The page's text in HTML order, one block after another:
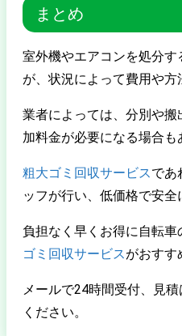
まとめ
室外機やエアコンを処分す
が、状況によって費用や方
業者によっては、分別や
加料金が必要になる場合も
粗大ゴミ回収サービスであ
ッフが行い、低価格で安全
負担なく早くお得に自転車
ゴミ回収サービスがおすす
メールで24時間受付、見
ください。